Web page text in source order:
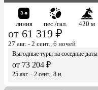
линия пес./гал. 420 м
от 61 319 ₽
27 авг. - 2 сент., 6 ночей
Выгодные туры на соседние даты
от 73 204 ₽
25 авг. - 2 сент., 8 н.